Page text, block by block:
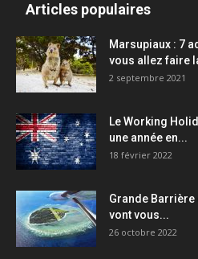
Articles populaires
Marsupiaux : 7
vous allez faire
2 septembre 2021
Le Working
une année en...
18 février 2022
Grande Barrière
vont vous...
26 octobre 2022